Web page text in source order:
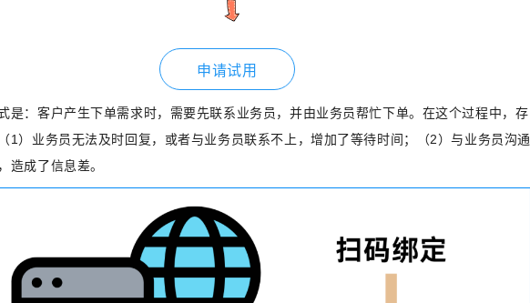
申请试用
是：客户产生下单需求时，需要先联系业务员，并由业务员帮忙下单。在这个过程中，存
1）业务员无法及时回复，或者与业务员联系不上，增加了等待时间；（2）与业务员沟通
造成了信息差。